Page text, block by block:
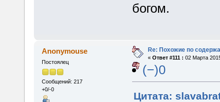
богом.
Anonymouse
Постоялец
Сообщений: 217
+0/-0
Re: Похожие по
« Ответ #111 : 02 Марта
(−)0
Цитата: